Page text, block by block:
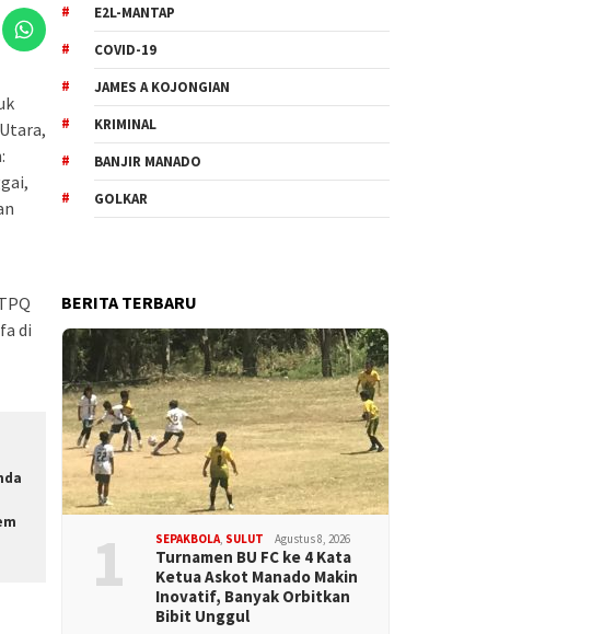
di
E2L-MANTAP
COVID-19
JAMES A KOJONGIAN
KRIMINAL
BANJIR MANADO
GOLKAR
BERITA TERBARU
1 SEPAKBOLA SULUT Agustus 8, 2026
Turnamen BU FC ke 4 Kata
Ketua Askot Manado Makin
Inovatif, Banyak Orbitkan
Bibit Unggul